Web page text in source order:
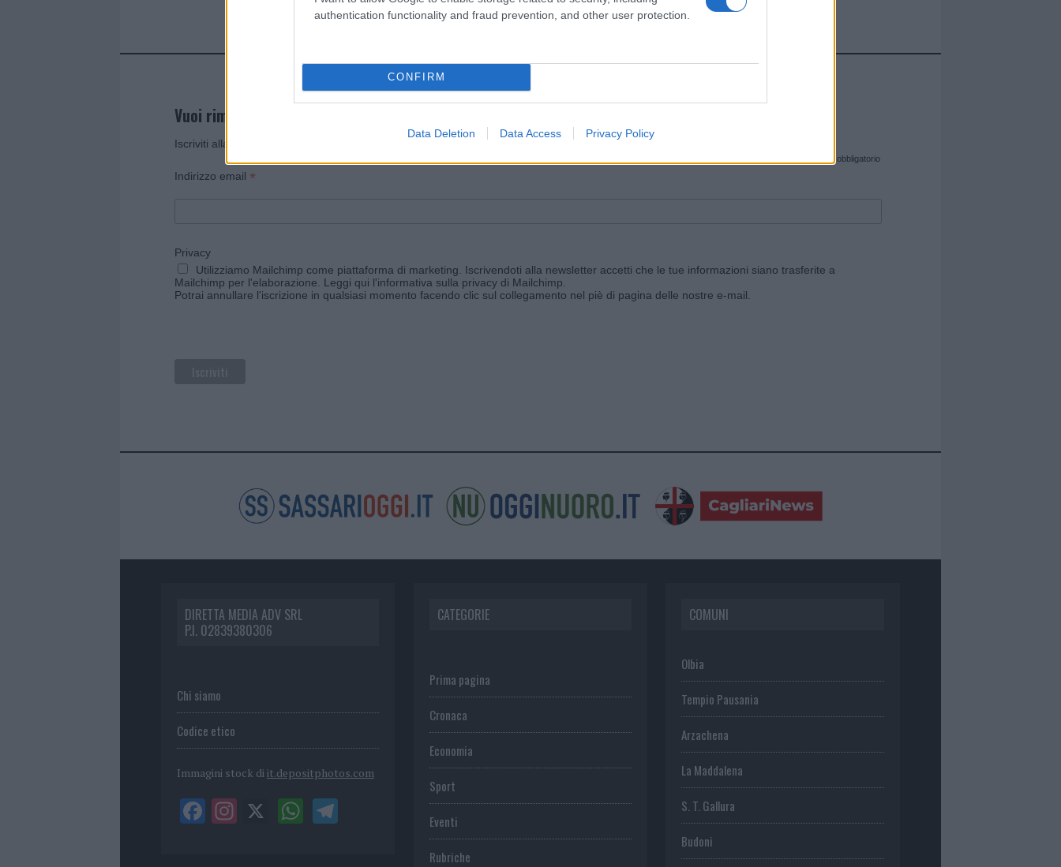
authentication functionality and fraud prevention, and other user protection.
CONFIRM
Data Deletion Data Access Privacy Policy
Invia un Comunicato Stampa |Pubblicità|Segnala
Vuoi rimanere sempre aggiornato?
Iscriviti alla newsletter di Gallura Oggi e ricevi le nostre email periodiche contenenti le ultime notizie pubblicate sul sito web!
* campo obbligatorio
Indirizzo email *
Privacy
Utilizziamo Mailchimp come piattaforma di marketing. Iscrivendoti alla newsletter accetti che le tue informazioni siano trasferite a
Mailchimp per l'elaborazione. Leggi qui l'informativa sulla privacy di Mailchimp
Potrai annullare l'iscrizione in qualsiasi momento facendo clic sul collegamento nel piè di pagina delle nostre e-mail.
DIRETTA MEDIA ADV SRL
P.I. 02839380306
Chi siamo
Codice etico
Immagini stock di it.depositphotos.com
CATEGORIE
Prima pagina
Cronaca
Economia
Sport
Eventi
Rubriche
COMUNI
Olbia
Tempio Pausania
Arzachena
La Maddalena
S. T. Gallura
Budoni